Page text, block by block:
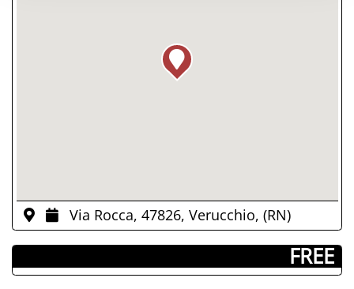
Via Rocca, 47826, Verucchio, (RN)
­ FREE